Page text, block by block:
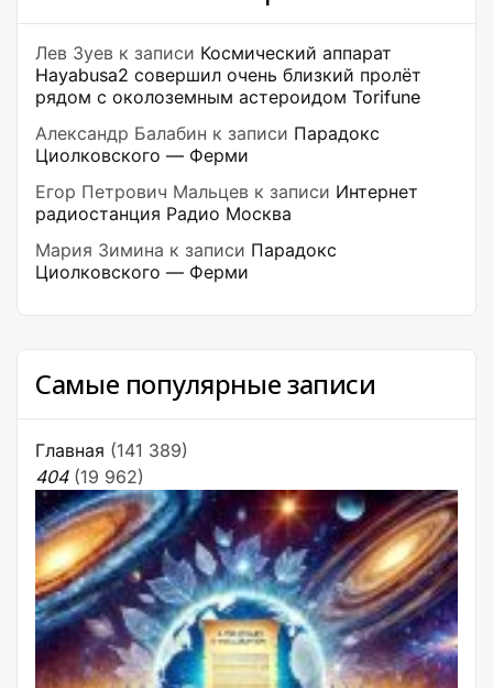
Лев Зуев к записи Космический аппарат
Hayabusa2 совершил очень близкий пролёт
рядом с околоземным астероидом Torifune
Александр Балабин к записи Парадокс
Циолковского — Ферми
Егор Петрович Мальцев к записи Интернет
радиостанция Радио Москва
Мария Зимина к записи Парадокс
Циолковского — Ферми
Самые популярные записи
Главная (141 389)
404 (19 962)